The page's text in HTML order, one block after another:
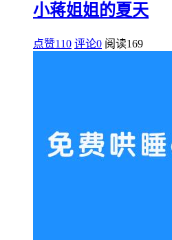
小蒋姐姐的夏天
点赞110 评论0 阅读169